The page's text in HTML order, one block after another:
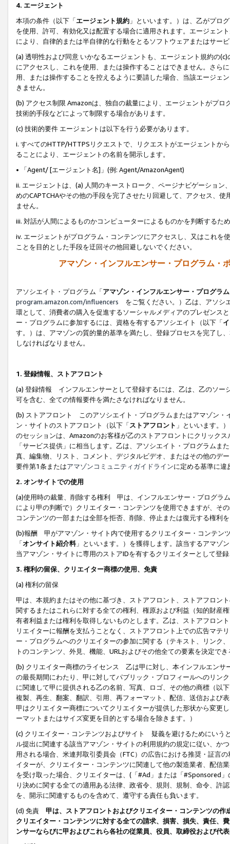
4. エージェント
本項の条件（以下「エージェント規約 」といいます。）は、乙がプロ
を使用、許可、有効化又は配置する場合に適用されます。エージェン
により、自律的または半自律的な行動をとるソフトウェアまたはサー
(a) 透明性および同意 いかなるエージェントも、エージェント規約の
にアクセスし、これを使用、または操作することはできません。さら
用、または操作することを控えるように要請した場合、当該エージェ
きません。
(b) アクセス制限 Amazonは、独自の裁量により、エージェントがプ
技術的手段などによって制限する場合があります。
(c) 技術的要件 エージェントは以下を行う必要があります。
i. すべてのHTTP/HTTPSリクエストで、リクエストがエージェントか
ることにより、エージェントの名前を開示します。
• 「Agent/ [エージェント名]」(例: Agent/AmazonAgent)
ii. エージェントは、(a) 人間のキーストローク、ページナビゲーショ
めのCAPTCHAやその他の手段を完了させたり回避して、アクセス、
ません。
iii. 対話が人間によるものかコンピューターによるものかを判断するた
iv. エージェントがプログラム・コンテンツにアクセスし、又はこれ
ことを目的とした手段を迂回その他回避しないでください。
アマゾン・インフルエンサー・プログラム・
アソシエイト・プログラム「アマゾン・インフルエンサー・プログラム
program.amazon.com/influencers をご覧ください。）乙は、アソシ
環として、消費者の購入を促進するソーシャルメディアのプレゼンス
ー・プログラムに参加するには、資格を有するアソシエイト（以下「
す。）は、アマゾンの質的量的基準を満たし、登録プロセスを完了し、
しなければなりません。
1. 登録情報、ストアフロント
(a) 登録情報 インフルエンサーとして登録するには、乙は、乙のソー
可を含む、全ての情報要件を満たさなければなりません。
(b) ストアフロント このアソシエイト・プログラムまたはアマゾン・
ン・サイトのストアフロント（以下「ストアフロント 」といいます。
のセッションは、Amazonのお客様が乙のストアフロントにクリック
「サービス提供」に相当します。乙は、アソシエイト・プログラム
真、編集物、リスト、コメント、デジタルビデオ、またはその他のデ
要件第1条またはアマゾンコミュニティガイドラインに定める基準に違
2. オンサイトでの使用
(a)使用時の裁量、削除する権利 甲は、インフルエンサー・プログラ
により甲の判断で）クリエイター・コンテンツを使用できますが、そ
コンテンツの一部または全部を拒否、削除、停止または復元する権利
(b)報酬 甲がアマゾン・サイト内で使用するクリエイター・コンテン
「オンサイト紹介料」といいます。）を獲得します。該当するアマゾ
当アマゾン・サイトに専用のストアIDを有するクリエイターとして登
3. 権利の留保、クリエイター商標の使用、免責
(a) 権利の留保
甲は、本規約またはその他に基づき、ストアフロント、ストアフロン
関するまたはこれらに対する全ての権利、権原および利益（知的財産
有者利益または権利を取得しないものとします。乙は、ストアフロン
リエイターに報酬を支払うことなく、ストアフロント上での広告マテ
ー・プログラムへのクリエイターの参加に関する（テキスト、リンク
トのコンテンツ、外見、機能、URLおよびその他全ての要素を決定で
(b) クリエイター商標のライセンス 乙は甲に対し、本インフルエンサ
の最長期間にわたり、甲に対してパブリック・プロフィールへのリン
に関連して甲に提供される乙の名前、写真、ロゴ、その他の商標（以
複製、再生、翻案、翻訳、引用、再フォーマット、配信、送信および
甲はクリエイター商標についてクリエイターが提供した形状から変更
ーマットまたはサイズ変更を目的とする場合を除きます。）
(c) クリエイター・コンテンツおよびサイト 疑義を避けるためにいう
ル提出に関連する該当アマゾン・サイトの利用規約の規定に従い、か
用される場合、米連邦取引委員会（FTC）の広告における推奨・証言
イターが、クリエイター・コンテンツに関連して他の製造業者、配信
を受け取った場合、クリエイターは、(「#Ad」または「#Sponsored
り決めに関する全ての適用ある法律、政省令、規則、規制、命令、許
を、開示に関連するものを含めて、遵守する責任も負います。
(d) 免責 甲は、ストアフロントおよびクリエイター・コンテンツの
クリエイター・コンテンツに対する全ての請求、損害、損失、責任、
ンサーならびに甲およびこれら各社の従業員、役員、取締役および代